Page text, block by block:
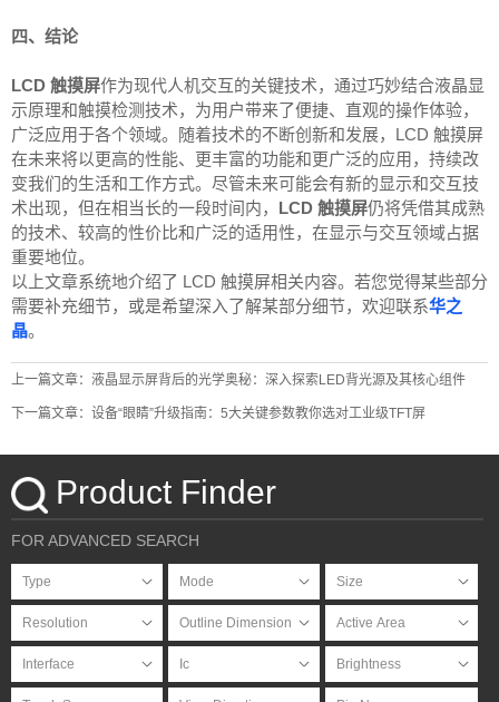
四、结论
LCD 触摸屏作为现代人机交互的关键技术，通过巧妙结合液晶显
示原理和触摸检测技术，为用户带来了便捷、直观的操作体验，
广泛应用于各个领域。随着技术的不断创新和发展，LCD 触摸屏
在未来将以更高的性能、更丰富的功能和更广泛的应用，持续改
变我们的生活和工作方式。尽管未来可能会有新的显示和交互技
术出现，但在相当长的一段时间内， LCD 触摸屏仍将凭借其成熟
的技术、较高的性价比和广泛的适用性，在显示与交互领域占据
重要地位。
以上文章系统地介绍了 LCD 触摸屏相关内容。若您觉得某些部分
需要补充细节，或是希望深入了解某部分细节，欢迎联系华之
晶。
上一篇文章：液晶显示屏背后的光学奥秘：深入探索LED背光源及其核心组件
下一篇文章：设备“眼睛”升级指南：5大关键参数教你选对工业级TFT屏
Product Finder
FOR ADVANCED SEARCH